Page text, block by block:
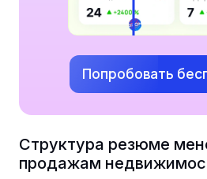
Попробовать
Структура резюме
продажам